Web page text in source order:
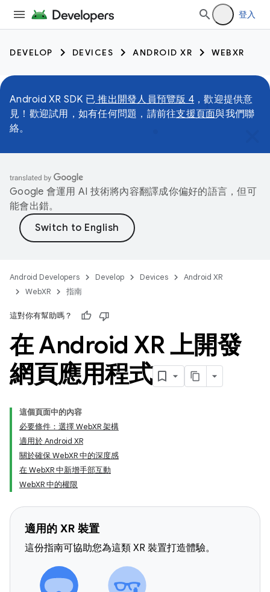
登入
DEVELOP DEVICES ANDROID XR WEBXR
Android XR SDK 已 推出開發人員預覽版 4 ，歡迎提供意
見！歡迎試用，如有任何問題，請前往支援頁面與我們聯
絡。
Google 會運用 AI 技術將內容翻譯成你偏好的語言，但可
能會出錯。
Android Developers Develop Devices
Android XR
WebXR
指南
這對你有幫助嗎？
在 Android XR 上開發
網頁應用程式
這個頁面中的內容
必要條件：選擇 WebXR 架構
適用於 Android XR
關於確保 WebXR 中的深度感
在 WebXR 中新增手部互動
WebXR 中的權限
適用的 XR 裝置
這份指南可協助您為這類 XR 裝置打造體驗。